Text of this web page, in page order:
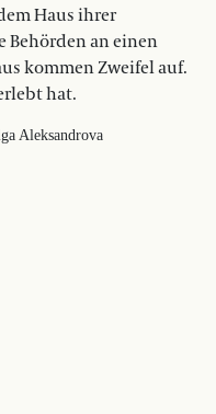
Haus ihrer
Behörden an einen
kommen Zweifel auf.
hat.
Aleksandrova